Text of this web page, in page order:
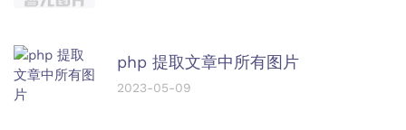
php 提取文章中所有图片
2023-05-09